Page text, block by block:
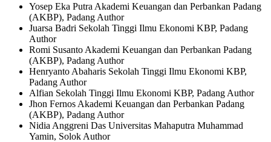
Yosep Eka Putra Akademi Keuangan dan Perbankan Padang
(AKBP), Padang Author
Juarsa Badri Sekolah Tinggi Ilmu Ekonomi KBP, Padang
Author
Romi Susanto Akademi Keuangan dan Perbankan Padang
(AKBP), Padang Author
Henryanto Abaharis Sekolah Tinggi Ilmu Ekonomi KBP,
Padang Author
Alfian Sekolah Tinggi Ilmu Ekonomi KBP, Padang Author
Jhon Fernos Akademi Keuangan dan Perbankan Padang
(AKBP), Padang Author
Nidia Anggreni Das Universitas Mahaputra Muhammad
Yamin, Solok Author